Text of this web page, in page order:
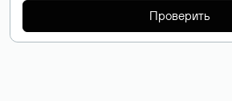
Проверить